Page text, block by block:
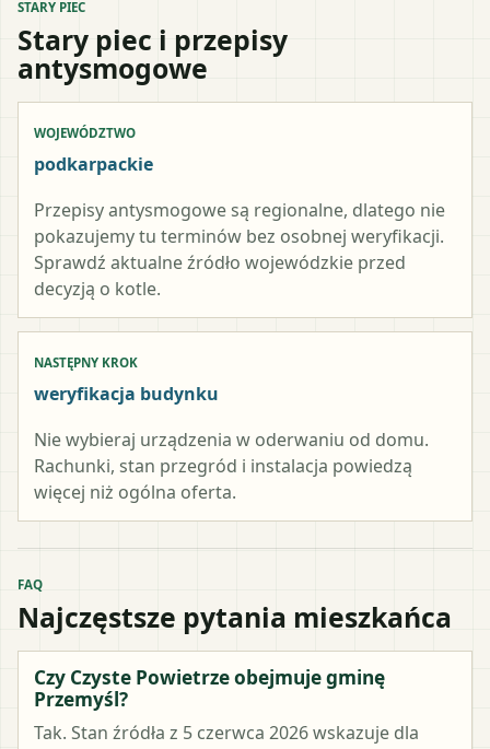
STARY PIEC
Stary piec i przepisy
antysmogowe
WOJEWÓDZTWO
podkarpackie
Przepisy antysmogowe są regionalne, dlatego nie
pokazujemy tu terminów bez osobnej weryfikacji.
Sprawdź aktualne źródło wojewódzkie przed
decyzją o kotle.
NASTĘPNY KROK
weryfikacja budynku
Nie wybieraj urządzenia w oderwaniu od domu.
Rachunki, stan przegród i instalacja powiedzą
więcej niż ogólna oferta.
FAQ
Najczęstsze pytania mieszkańca
Czy Czyste Powietrze obejmuje gminę
Przemyśl?
Tak. Stan źródła z 5 czerwca 2026 wskazuje dla